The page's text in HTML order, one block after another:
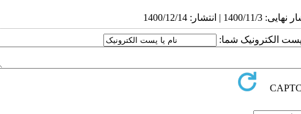
پست الکترونیک شما: